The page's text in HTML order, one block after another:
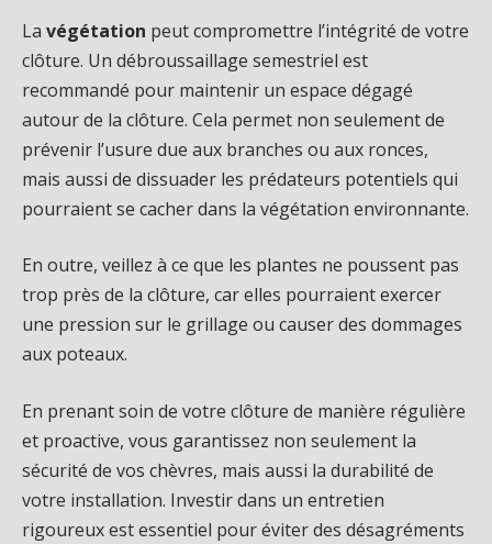
La végétation peut compromettre l’intégrité de votre
clôture. Un débroussaillage semestriel est
recommandé pour maintenir un espace dégagé
autour de la clôture. Cela permet non seulement de
prévenir l’usure due aux branches ou aux ronces,
mais aussi de dissuader les prédateurs potentiels qui
pourraient se cacher dans la végétation environnante.
En outre, veillez à ce que les plantes ne poussent pas
trop près de la clôture, car elles pourraient exercer
une pression sur le grillage ou causer des dommages
aux poteaux.
En prenant soin de votre clôture de manière régulière
et proactive, vous garantissez non seulement la
sécurité de vos chèvres, mais aussi la durabilité de
votre installation. Investir dans un entretien
rigoureux est essentiel pour éviter des désagréments